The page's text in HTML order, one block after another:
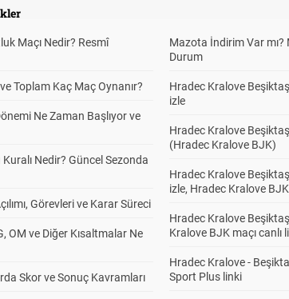
Maçı Nedir? Resmî
Toplam Kaç Maç Oynanır?
Ne Zaman Başlıyor ve
Nedir? Güncel Sezonda
Görevleri ve Karar Süreci
OM ve Diğer Kısaltmalar Ne
Skor ve Sonuç Kavramları
Mazota İndirim Var
Durum
Hradec Kralove
izle
Hradec Kralove
(Hradec Kralove BJK)
Hradec Kralove
izle, Hradec Kralove
Hradec Kralove
Kralove BJK maçı canlı
Hradec Kralove -
Sport Plus linki